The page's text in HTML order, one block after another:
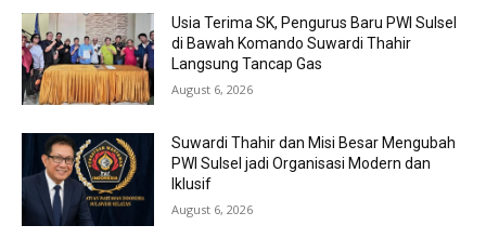
Usia Terima SK, Pengurus Baru PWI Sulsel
di Bawah Komando Suwardi Thahir
Langsung Tancap Gas
August 6, 2026
Suwardi Thahir dan Misi Besar Mengubah
PWI Sulsel jadi Organisasi Modern dan
Iklusif
August 6, 2026